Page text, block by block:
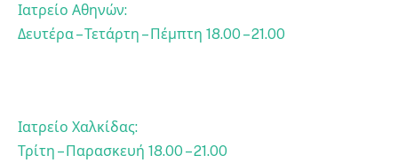
Ιατρείο Αθηνών:
Δευτέρα – Τετάρτη – Πέμπτη 18.00 – 21.00
Ιατρείο Χαλκίδας:
Τρίτη – Παρασκευή 18.00 – 21.00